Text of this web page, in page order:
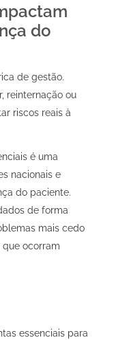
do
de gestão.
reinternação ou
riscos reais à
é uma
nacionais e
do paciente.
de forma
mais cedo
ocorram
essenciais para